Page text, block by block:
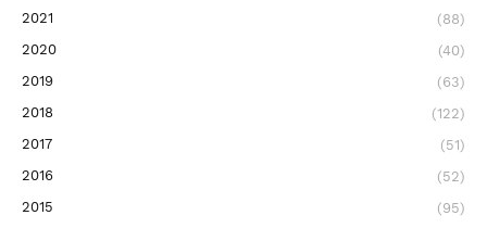
2021
(88)
2020
(40)
2019
(63)
2018
(122)
2017
(51)
2016
(52)
2015
(95)